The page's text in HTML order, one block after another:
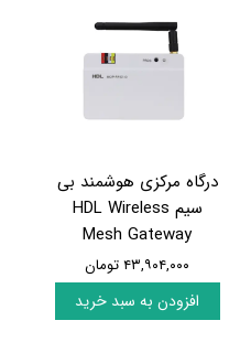
درگاه مرکزی هوشمند بی
سیم HDL Wireless
Mesh Gateway
۴۳,۹۰۴,۰۰۰ تومان
افزودن به سبد خرید